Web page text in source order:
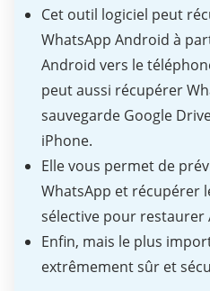
Cet outil logiciel peut
WhatsApp Android à
Android vers le
peut aussi récupérer
sauvegarde Google
iPhone.
Elle vous permet de
WhatsApp et récupérer
sélective pour restaurer
Enfin, mais le plus
extrêmement sûr et